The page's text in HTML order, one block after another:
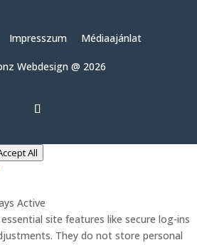
Impresszum Médiaajánlat
Webdesign @ 2026
All
Active
site features like secure log-ins
They do not store personal